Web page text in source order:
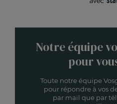
Notre équipe
pour
Toute notre équipe
pour répondre à vos
par mail que par